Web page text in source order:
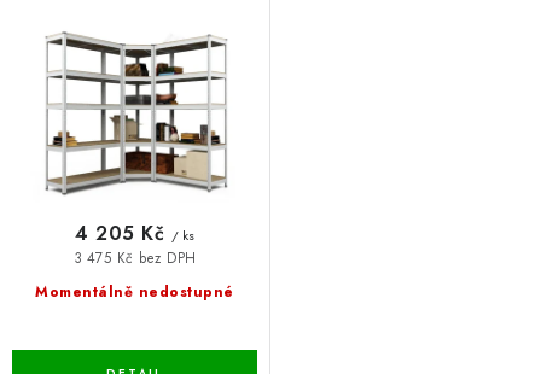
Momentálně nedostupné
3 475 Kč bez DPH
4 205 Kč / ks